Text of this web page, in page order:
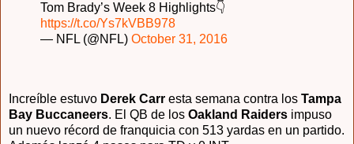
Tom Brady’s Week 8 Highlights👇
https://t.co/Ys7kVBB978
— NFL (@NFL) October 31, 2016
Increíble estuvo Derek Carr esta semana contra los Tampa
Bay Buccaneers. El QB de los Oakland Raiders impuso
un nuevo récord de franquicia con 513 yardas en un partido.